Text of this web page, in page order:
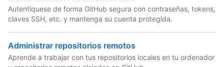
Autentíquese de forma GitHub segura con contraseñas, tokens,
claves SSH, etc. y mantenga su cuenta protegida.
Administrar repositorios remotos
Aprende a trabajar con tus repositorios locales en tu ordenador